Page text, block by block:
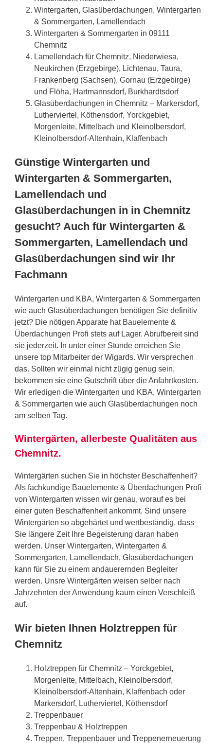
Wintergarten, Glasüberdachungen, Wintergarten
& Sommergarten, Lamellendach
Wintergarten & Sommergarten in 09111
Chemnitz
Lamellendach für Chemnitz, Niederwiesa,
Neukirchen (Erzgebirge), Lichtenau, Taura,
Frankenberg (Sachsen), Gornau (Erzgebirge)
und Flöha, Hartmannsdorf, Burkhardtsdorf
Glasüberdachungen in Chemnitz – Markersdorf,
Lutherviertel, Köthensdorf, Yorckgebiet,
Morgenleite, Mittelbach und Kleinolbersdorf,
Kleinolbersdorf-Altenhain, Klaffenbach
Günstige Wintergarten und
Wintergarten & Sommergarten,
Lamellendach und
Glasüberdachungen in in Chemnitz
gesucht? Auch für Wintergarten &
Sommergarten, Lamellendach und
Glasüberdachungen sind wir Ihr
Fachmann
Wintergarten und KBA, Wintergarten & Sommergarten
wie auch Glasüberdachungen benötigen Sie definitiv
jetzt? Die nötigen Apparate hat Bauelemente &
Überdachungen Profi stets auf Lager. Abrufbereit sind
sie jederzeit. In unter einer Stunde erreichen Sie
unsere top Mitarbeiter der Wigards. Wir versprechen
das. Sollten wir einmal nicht zügig genug sein,
bekommen sie eine Gutschrift über die Anfahrtkosten.
Wir erledigen die Wintergarten und KBA, Wintergarten
& Sommergarten wie auch Glasüberdachungen noch
am selben Tag.
Wintergärten, allerbeste Qualitäten aus
Chemnitz.
Wintergärten suchen Sie in höchster Beschaffenheit?
Als fachkundige Bauelemente & Überdachungen Profi
von Wintergarten wissen wir genau, worauf es bei
einer guten Beschaffenheit ankommt. Sind unsere
Wintergärten so abgehärtet und wertbeständig, dass
Sie längere Zeit Ihre Begeisterung daran haben
werden. Unser Wintergarten, Wintergarten &
Sommergarten, Lamellendach, Glasüberdachungen
kann für Sie zu einem andauerernden Begleiter
werden. Unsre Wintergärten weisen selber nach
Jahrzehnten der Anwendung kaum einen Verschleiß
auf.
Wir bieten Ihnen Holztreppen für
Chemnitz
Holztreppen für Chemnitz – Yorckgebiet,
Morgenleite, Mittelbach, Kleinolbersdorf,
Kleinolbersdorf-Altenhain, Klaffenbach oder
Markersdorf, Lutherviertel, Köthensdorf
Treppenbauer
Treppenbau & Holztreppen
Treppen, Treppenbauer und Treppenerneuerung